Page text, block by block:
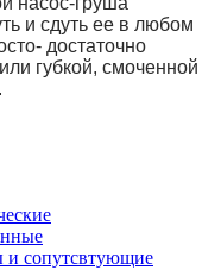
и сдуть ее в любом
достаточно
губкой, смоченной
и сопутсвтующие